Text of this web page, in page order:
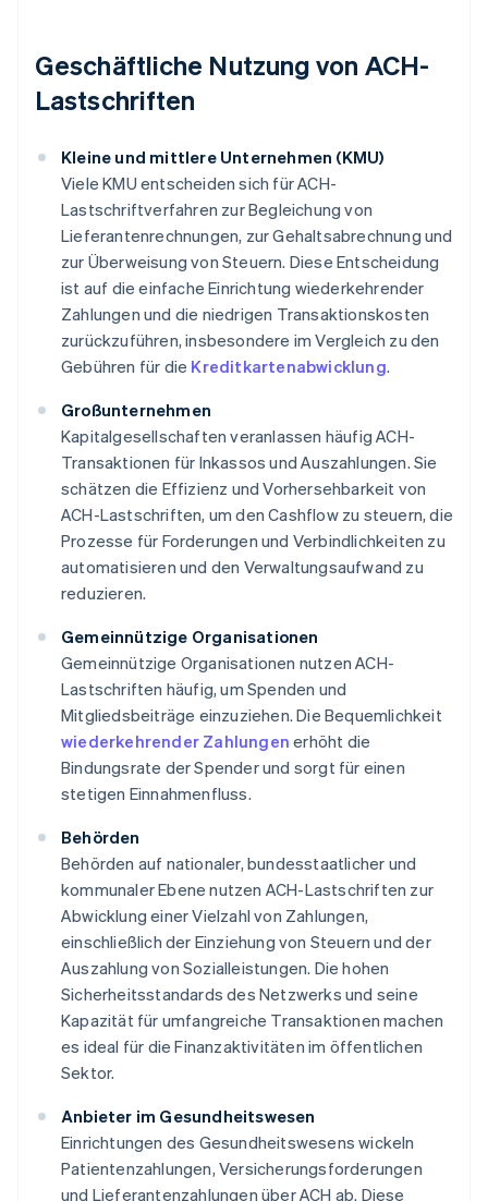
Geschäftliche Nutzung von ACH-
Lastschriften
Kleine und mittlere Unternehmen (KMU)
Viele KMU entscheiden sich für ACH-
Lastschriftverfahren zur Begleichung von
Lieferantenrechnungen, zur Gehaltsabrechnung und
zur Überweisung von Steuern. Diese Entscheidung
ist auf die einfache Einrichtung wiederkehrender
Zahlungen und die niedrigen Transaktionskosten
zurückzuführen, insbesondere im Vergleich zu den
Gebühren für die Kreditkartenabwicklung.
Großunternehmen
Kapitalgesellschaften veranlassen häufig ACH-
Transaktionen für Inkassos und Auszahlungen. Sie
schätzen die Effizienz und Vorhersehbarkeit von
ACH-Lastschriften, um den Cashflow zu steuern, die
Prozesse für Forderungen und Verbindlichkeiten zu
automatisieren und den Verwaltungsaufwand zu
reduzieren.
Gemeinnützige Organisationen
Gemeinnützige Organisationen nutzen ACH-
Lastschriften häufig, um Spenden und
Mitgliedsbeiträge einzuziehen. Die Bequemlichkeit
wiederkehrender Zahlungen erhöht die
Bindungsrate der Spender und sorgt für einen
stetigen Einnahmenfluss.
Behörden
Behörden auf nationaler, bundesstaatlicher und
kommunaler Ebene nutzen ACH-Lastschriften zur
Abwicklung einer Vielzahl von Zahlungen,
einschließlich der Einziehung von Steuern und der
Auszahlung von Sozialleistungen. Die hohen
Sicherheitsstandards des Netzwerks und seine
Kapazität für umfangreiche Transaktionen machen
es ideal für die Finanzaktivitäten im öffentlichen
Sektor.
Anbieter im Gesundheitswesen
Einrichtungen des Gesundheitswesens wickeln
Patientenzahlungen, Versicherungsforderungen
und Lieferantenzahlungen über ACH ab. Diese